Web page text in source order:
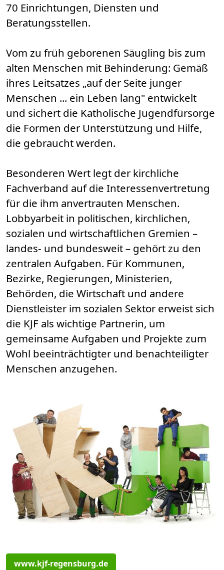
70 Einrichtungen, Diensten und
Beratungsstellen.
Vom zu früh geborenen Säugling bis zum
alten Menschen mit Behinderung: Gemäß
ihres Leitsatzes „auf der Seite junger
Menschen ... ein Leben lang" entwickelt
und sichert die Katholische Jugendfürsorge
die Formen der Unterstützung und Hilfe,
die gebraucht werden.
Besonderen Wert legt der kirchliche
Fachverband auf die Interessenvertretung
für die ihm anvertrauten Menschen.
Lobbyarbeit in politischen, kirchlichen,
sozialen und wirtschaftlichen Gremien –
landes- und bundesweit – gehört zu den
zentralen Aufgaben. Für Kommunen,
Bezirke, Regierungen, Ministerien,
Behörden, die Wirtschaft und andere
Dienstleister im sozialen Sektor erweist sich
die KJF als wichtige Partnerin, um
gemeinsame Aufgaben und Projekte zum
Wohl beeinträchtigter und benachteiligter
Menschen anzugehen.
www.kjf-regensburg.de